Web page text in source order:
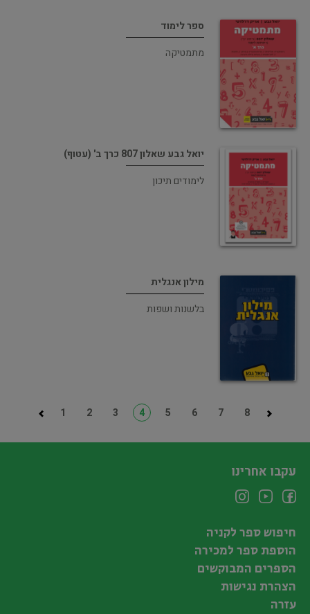
ספר לימוד
מתמטיקה
יואל גבע שאלון 807 כרך ב' (עטוף)
לימודים תיכון
מילון אנגלית
בלשנות ושפות
1 2 3 4 5 6 7 8
עקבו אחרינו
חיפוש ספר לקניה
הוספת ספר למכירה
הספרים המבוקשים
הצהרת נגישות
עזרה